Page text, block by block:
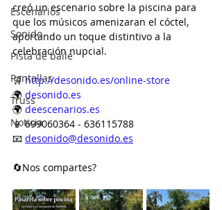
Escenarios
Sonido
Pista de baile
Pantallas
Truss
Noticia
creó un escenario sobre la piscina para
que los músicos amenizaran el cóctel,
aportando un toque distintivo a la
celebración nupcial.
🛒 http://desonido.es/online-store
🌍 desonido.es
🌍 deescenarios.es
📱 699060364 - 636115788
📧 desonido@desonido.es
🔄Nos compartes?